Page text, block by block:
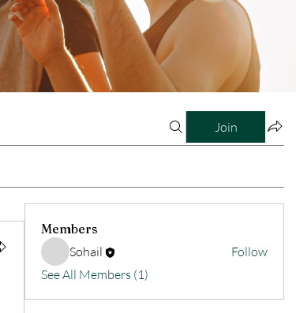
Join
Members
Sohail
Follow
See All Members (1)